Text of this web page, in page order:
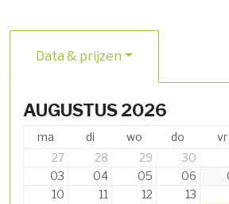
Data & prijzen
AUGUSTUS 2026
ma di wo do vr
27
28 29 30
03
04 05 06
10
11 12 13